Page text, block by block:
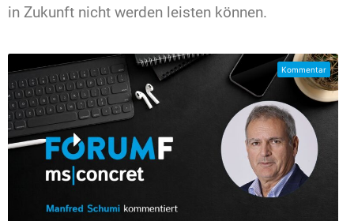
in Zukunft nicht werden leisten können.